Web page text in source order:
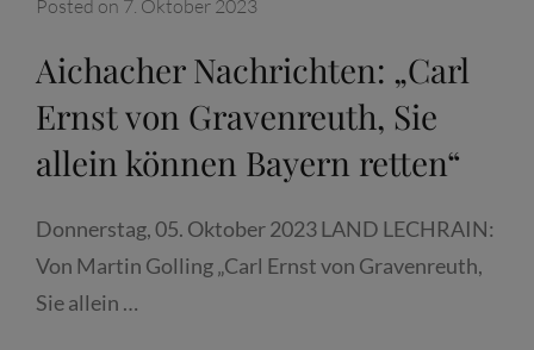
Posted on 7. Oktober 2023
Aichacher Nachrichten: „Carl
Ernst von Gravenreuth, Sie
allein können Bayern retten“
Donnerstag, 05. Oktober 2023 LAND LECHRAIN:
Von Martin Golling „Carl Ernst von Gravenreuth,
Sie allein …